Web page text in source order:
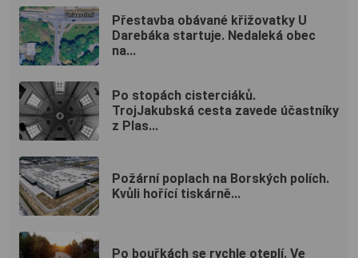
Přestavba obávané křižovatky U
Darebáka startuje. Nedaleká obec
na...
Po stopách cisterciáků.
TrojJakubská cesta zavede účastníky
z Plas...
Požární poplach na Borských polích.
Kvůli hořící tiskárně...
Po bouřkách se rychle oteplí. Ve